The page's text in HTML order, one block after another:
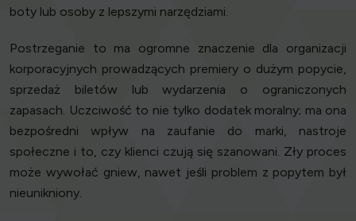
boty lub osoby z lepszymi narzędziami.
Postrzeganie to ma ogromne znaczenie dla organizacji
korporacyjnych prowadzących premiery o dużym popycie,
sprzedaż biletów lub wydarzenia o ograniczonych
zapasach. Uczciwość to nie tylko dodatek moralny; ma ona
bezpośredni wpływ na zaufanie do marki, nastroje
społeczne i to, czy klienci czują się szanowani. Zły proces
może wywołać gniew, nawet jeśli problem z popytem był
nieunikniony.